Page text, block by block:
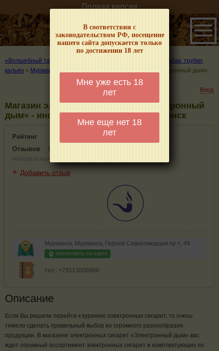
В соответствии с
законодательством РФ, посещение
нашего сайта допускается только
по достижении 18 лет
Мне уже есть 18
лет
Мне еще нет 18
лет
Полная версия
«Волшебный табачок» – о табаке и курении
Где купить табак, трубки,
кальян » Мурманск Магазин электронных сигарет «Электронный дым»
Вход
Магазин электронных сигарет «Электронный
дым» - информация и отзывы. Мурманск
Рейтинг
0(0)
Отзывов
0
нейтральных
+ Добавить отзыв
Мурманск, Мурманск, Героев Североморцев пр-т, 49
посмотреть на карте
тел.: +79113006900
Описание
Если Вы решили перейти к курению электронных сигарет, то очень
тяжело сделать правильный выбор из огромного разнообразия
продукции. В магазине электронных сигарет «Электронный дым» вас
ждет огромный ассортимент электронных сигарет и комплектующих по